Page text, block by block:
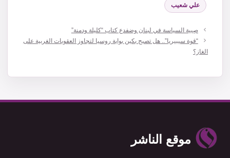
علي شعيب
صِبية السياسة في لبنان وضفدع كتاب “كليلة ودمنة”
“قوة سيبيريا”.. هل تصبح بكين بوابة روسيا لتجاوز العقوبات الغربية على
الغاز؟
موقع الناشر